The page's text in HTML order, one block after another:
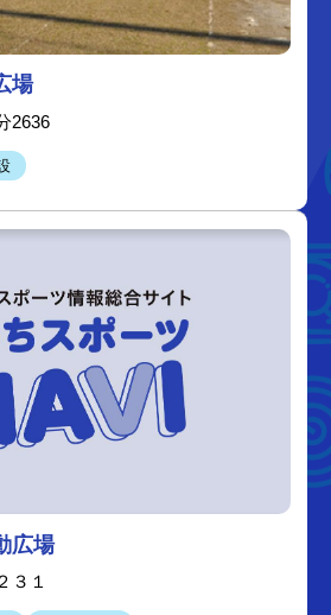
場
2636
広場
３１